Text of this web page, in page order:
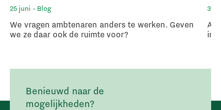
25 juni - Blog
We vragen ambtenaren anders te werken. Geven
we ze daar ook de ruimte voor?
3
in
Benieuwd naar de
mogelijkheden?